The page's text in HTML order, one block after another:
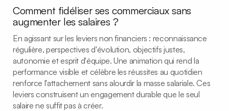
Comment fidéliser ses commerciaux sans
augmenter les salaires ?
En agissant sur les leviers non financiers : reconnaissance
régulière, perspectives d'évolution, objectifs justes,
autonomie et esprit d'équipe. Une animation qui rend la
performance visible et célèbre les réussites au quotidien
renforce l'attachement sans alourdir la masse salariale. Ces
leviers construisent un engagement durable que le seul
salaire ne suffit pas à créer.